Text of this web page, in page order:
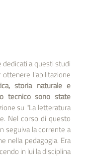
a questi studi
l'abilitazione
storia naturale e
tecnico sono state
su "La letteratura
Nel corso di questo
seguiva la corrente a
nella pedagogia. Era
in lui la disciplina